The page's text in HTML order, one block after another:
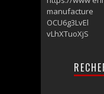
manufacture
OCU6g3LvEl
vLhXTuoXjS